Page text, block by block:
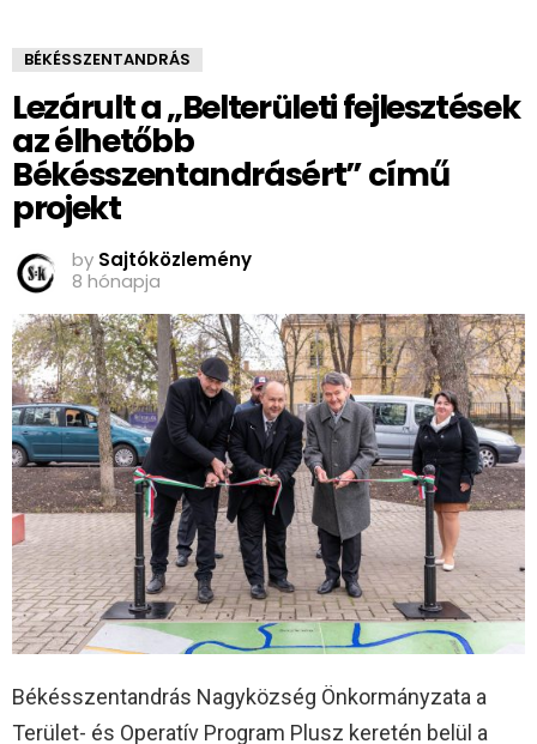
BÉKÉSSZENTANDRÁS
Lezárult a „Belterületi fejlesztések
az élhetőbb
Békésszentandrásért” című
projekt
by Sajtóközlemény
8 hónapja
Békésszentandrás Nagyközség Önkormányzata a
Terület- és Operatív Program Plusz keretén belül a